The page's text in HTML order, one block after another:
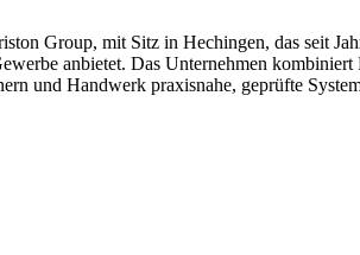
Group, mit Sitz in Hechingen, das seit
anbietet. Das Unternehmen
und Handwerk praxisnahe, geprüfte